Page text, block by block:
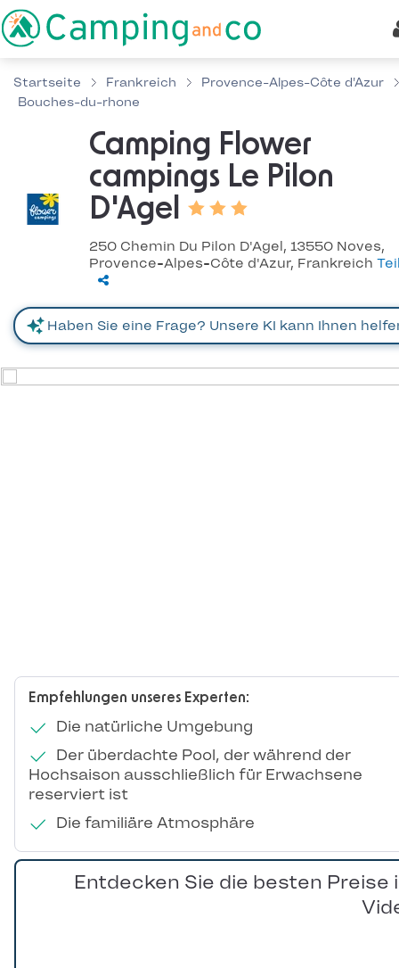
Startseite Frankreich
Provence-Alpes-Côte d'Azur
Bouches-du-rhone
Camping Flower
campings Le Pilon
D'Agel
250 Chemin Du Pilon D'Agel, 13550 Noves,
Provence-Alpes-Côte d'Azur, Frankreich
Empfehlungen unseres Experten:
Die natürliche Umgebung
Der überdachte Pool, der während der
Hochsaison ausschließlich für Erwachsene
reserviert ist
Die familiäre Atmosphäre
Entdecken Sie die besten Preise